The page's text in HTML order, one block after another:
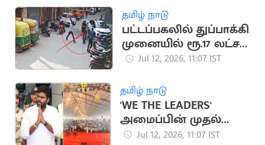
தமிழ் நாடு
பட்டப்பகலில் துப்பாக்கி
முனையில் ரூ.17 லட்சம்
வழிப்பறி
Jul 12, 2026, 11:07 IST
தமிழ் நாடு
'WE THE LEADERS'
அமைப்பின் முதல்
மாநாடு தொடங்கியது
Jul 12, 2026, 11:07 IST